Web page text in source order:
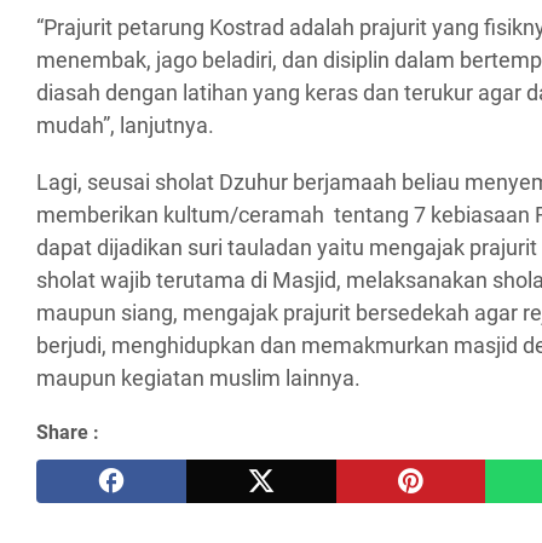
“Prajurit petarung Kostrad adalah prajurit yang
menembak, jago beladiri, dan disiplin dalam
diasah dengan latihan yang keras dan terukur agar
mudah”, lanjutnya.
Lagi, seusai sholat Dzuhur berjamaah beliau
memberikan kultum/ceramah tentang 7 kebiasaan
dapat dijadikan suri tauladan yaitu mengajak
sholat wajib terutama di Masjid, melaksanakan
maupun siang, mengajak prajurit bersedekah agar
berjudi, menghidupkan dan memakmurkan masjid
maupun kegiatan muslim lainnya.
Share :